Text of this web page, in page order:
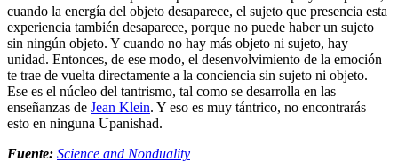
cuando la energía del objeto desaparece, el sujeto que presencia esta
experiencia también desaparece, porque no puede haber un sujeto
sin ningún objeto. Y cuando no hay más objeto ni sujeto, hay
unidad. Entonces, de ese modo, el desenvolvimiento de la emoción
te trae de vuelta directamente a la conciencia sin sujeto ni objeto.
Ese es el núcleo del tantrismo, tal como se desarrolla en las
enseñanzas de Jean Klein. Y eso es muy tántrico, no encontrarás
esto en ninguna Upanishad.
Fuente: Science and Nonduality